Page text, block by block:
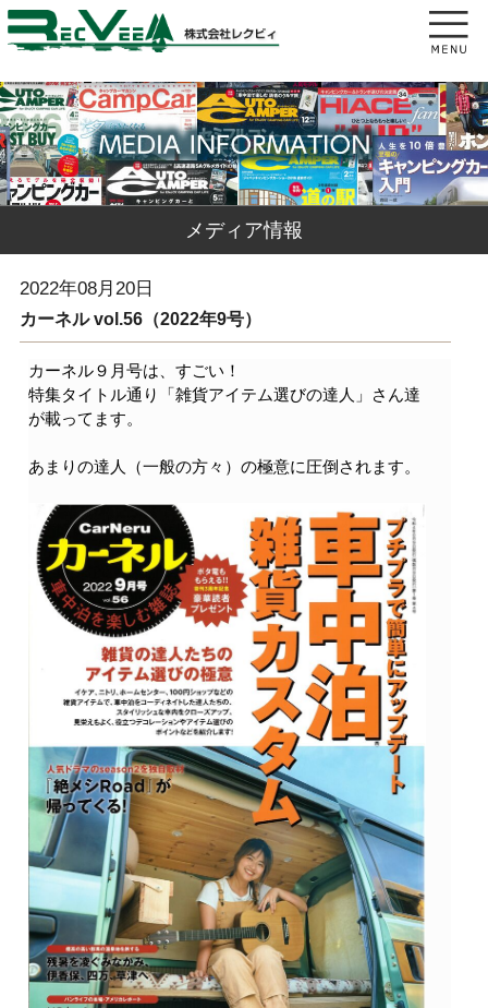
メディア情報
2022年08月20日
カーネル vol.56（2022年9号）
カーネル９月号は、すごい！
特集タイトル通り「雑貨アイテム選びの達人」さん達
が載ってます。
あまりの達人（一般の方々）の極意に圧倒されます。